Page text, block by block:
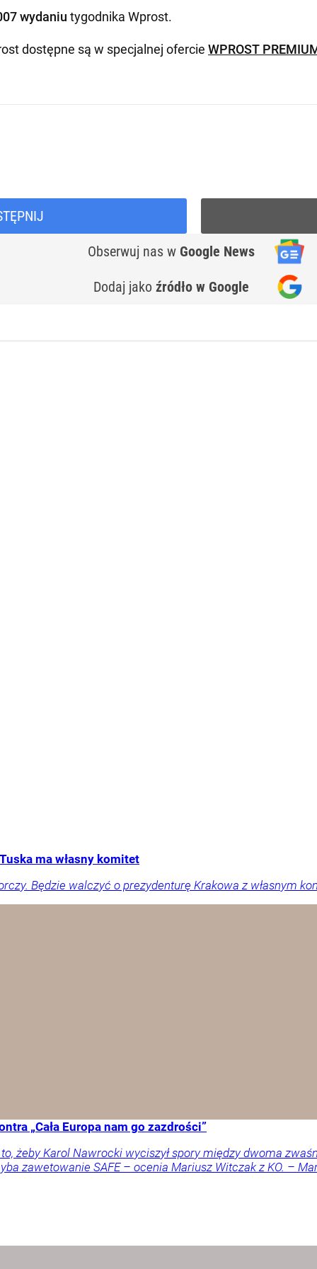
wydaniu tygodnika Wprost.
dostępne są w specjalnej ofercie WPROST
Obserwuj nas w Google News
Dodaj jako źródło w Google
ma własny komitet
Będzie walczyć o prezydenturę Krakowa z własnym
„Cała Europa nam go zazdrości”
żeby Karol Nawrocki wyciszył spory między dwoma
zawetowanie SAFE – ocenia Mariusz Witczak z KO. –